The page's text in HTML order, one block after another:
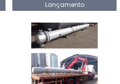
Lançamento